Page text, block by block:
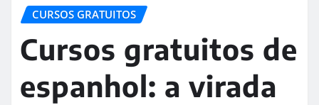
CURSOS GRATUITOS
Cursos gratuitos de
espanhol: a virada